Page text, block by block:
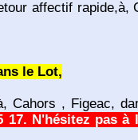
affectif rapide,à,
le Lot,
Cahors , Figeac,
17. N'hésitez pas à